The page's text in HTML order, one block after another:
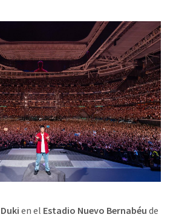
Duki en el Estadio Nuevo Bernabéu de